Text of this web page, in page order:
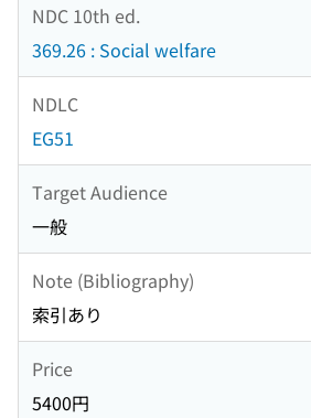
NDC 10th ed.
369.26 : Social welfare
NDLC
EG51
Target Audience
一般
Note (Bibliography)
索引あり
Price
5400円